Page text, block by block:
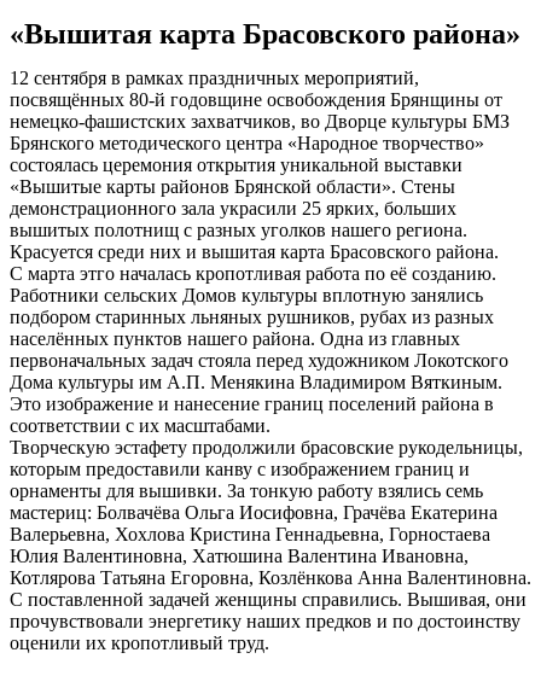
«Вышитая карта Брасовского района»
12 сентября в рамках праздничных мероприятий,
посвящённых 80-й годовщине освобождения Брянщины от
немецко-фашистских захватчиков, во Дворце культуры БМЗ
Брянского методического центра «Народное творчество»
состоялась церемония открытия уникальной выставки
«Вышитые карты районов Брянской области». Стены
демонстрационного зала украсили 25 ярких, больших
вышитых полотнищ с разных уголков нашего региона.
Красуется среди них и вышитая карта Брасовского района.
С марта этго началась кропотливая работа по её созданию.
Работники сельских Домов культуры вплотную занялись
подбором старинных льняных рушников, рубах из разных
населённых пунктов нашего района. Одна из главных
первоначальных задач стояла перед художником Локотского
Дома культуры им А.П. Менякина Владимиром Вяткиным.
Это изображение и нанесение границ поселений района в
соответствии с их масштабами.
Творческую эстафету продолжили брасовские рукодельницы,
которым предоставили канву с изображением границ и
орнаменты для вышивки. За тонкую работу взялись семь
мастериц: Болвачёва Ольга Иосифовна, Грачёва Екатерина
Валерьевна, Хохлова Кристина Геннадьевна, Горностаева
Юлия Валентиновна, Хатюшина Валентина Ивановна,
Котлярова Татьяна Егоровна, Козлёнкова Анна Валентиновна.
С поставленной задачей женщины справились. Вышивая, они
прочувствовали энергетику наших предков и по достоинству
оценили их кропотливый труд.